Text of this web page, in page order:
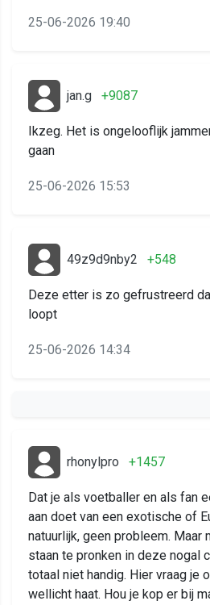
25-06-2026 19:40
jan.g +9087
Ikzeg. Het is ongelooflijk
gaan
25-06-2026 15:53
49z9d9nby2 +548
Deze etter is zo gefrustreerd
loopt
25-06-2026 14:34
rhonylpro +1457
Dat je als voetballer en als fan
aan doet van een exotische of
natuurlijk, geen probleem. Maar
staan te pronken in deze nogal
totaal niet handig. Hier vraag je
wellicht haat. Hou je kop er bij